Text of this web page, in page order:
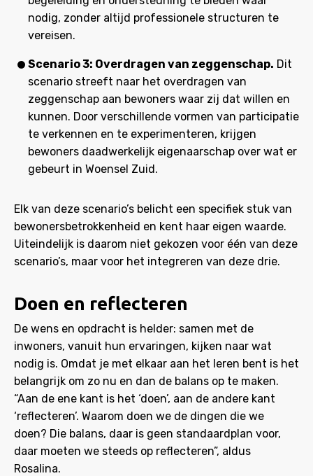
nodig, zonder altijd professionele structuren te
vereisen.
Scenario 3: Overdragen van zeggenschap. Dit
scenario streeft naar het overdragen van
zeggenschap aan bewoners waar zij dat willen en
kunnen. Door verschillende vormen van participatie
te verkennen en te experimenteren, krijgen
bewoners daadwerkelijk eigenaarschap over wat er
gebeurt in Woensel Zuid.
Elk van deze scenario’s belicht een specifiek stuk van
bewonersbetrokkenheid en kent haar eigen waarde.
Uiteindelijk is daarom niet gekozen voor één van deze
scenario’s, maar voor het integreren van deze drie.
Doen en reflecteren
De wens en opdracht is helder: samen met de
inwoners, vanuit hun ervaringen, kijken naar wat
nodig is. Omdat je met elkaar aan het leren bent is het
belangrijk om zo nu en dan de balans op te maken.
“Aan de ene kant is het ‘doen’, aan de andere kant
‘reflecteren’. Waarom doen we de dingen die we
doen? Die balans, daar is geen standaardplan voor,
daar moeten we steeds op reflecteren”, aldus
Rosalina.